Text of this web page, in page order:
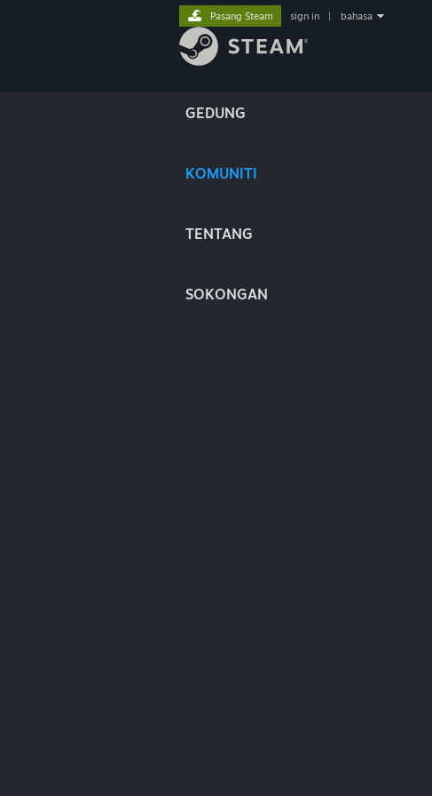
GEDUNG
KOMUNITI
TENTANG
SOKONGAN
Pasang Steam sign in bahasa